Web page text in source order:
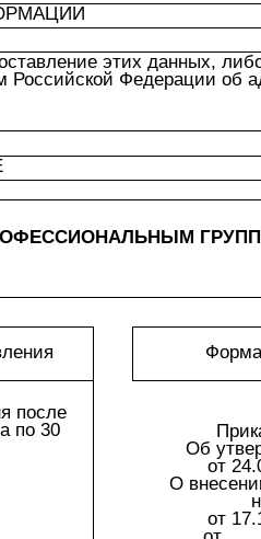
этих данных,
Российской Федерации об
после
по 30
Об
от
О
от